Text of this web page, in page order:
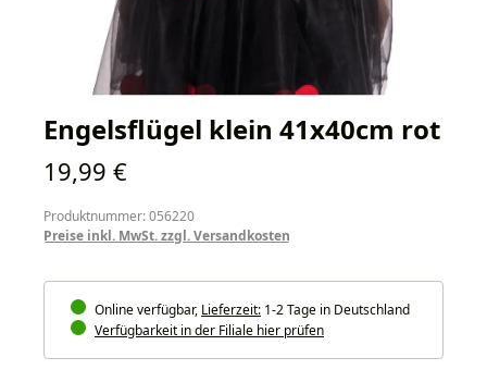
Engelsflügel klein 41x40cm rot
Regulärer Preis:
19,99 €
Produktnummer: 056220
Preise inkl. MwSt. zzgl. Versandkosten
Online verfügbar, Lieferzeit: 1-2 Tage in Deutschland
Verfügbarkeit in der Filiale hier prüfen